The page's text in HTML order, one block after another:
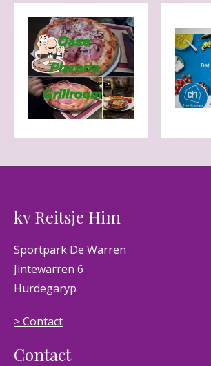
kv Reitsje Him
Sportpark De Warren
Jintewarren 6
Hurdegaryp
> Contact
Contact